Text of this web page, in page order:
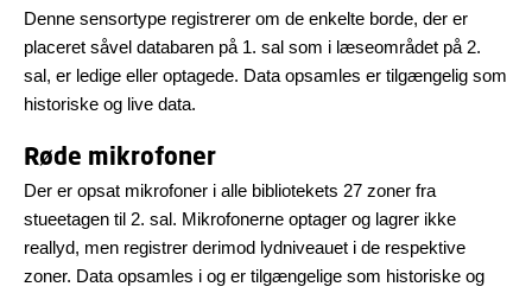
Denne sensortype registrerer om de enkelte borde, der er
placeret såvel databaren på 1. sal som i læseområdet på 2.
sal, er ledige eller optagede. Data opsamles er tilgængelig som
historiske og live data.
Røde mikrofoner
Der er opsat mikrofoner i alle bibliotekets 27 zoner fra
stueetagen til 2. sal. Mikrofonerne optager og lagrer ikke
reallyd, men registrer derimod lydniveauet i de respektive
zoner. Data opsamles i og er tilgængelige som historiske og